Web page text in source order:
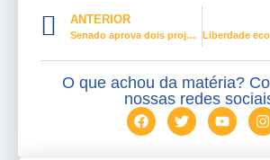
ANTERIOR
Senado aprova dois projetos que endurecem a Lei Maria da Penha
O que achou da matéria?
nossas redes